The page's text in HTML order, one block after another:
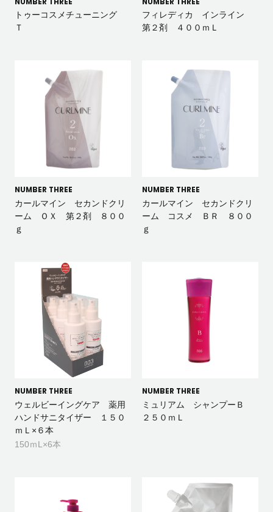
トゥーコスメチューニング
Ｔ
フィレディカ インライン
第２剤 ４００ｍＬ
NUMBER THREE
カールマイン セカンドクリ
ーム ＯＸ 第２剤 ８００
ｇ
NUMBER THREE
カールマイン セカンドクリ
ーム コスメ ＢＲ ８００
ｇ
NUMBER THREE
ウェルビーイングケア 薬用
ハンドサニタイザー １５０
ｍＬ×６本
150ｍL×6本
NUMBER THREE
ミュリアム シャンプーＢ
２５０ｍＬ